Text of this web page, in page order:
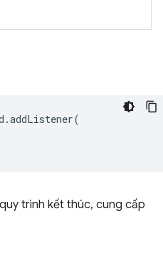
.addListener(
trình kết thúc, cung cấp